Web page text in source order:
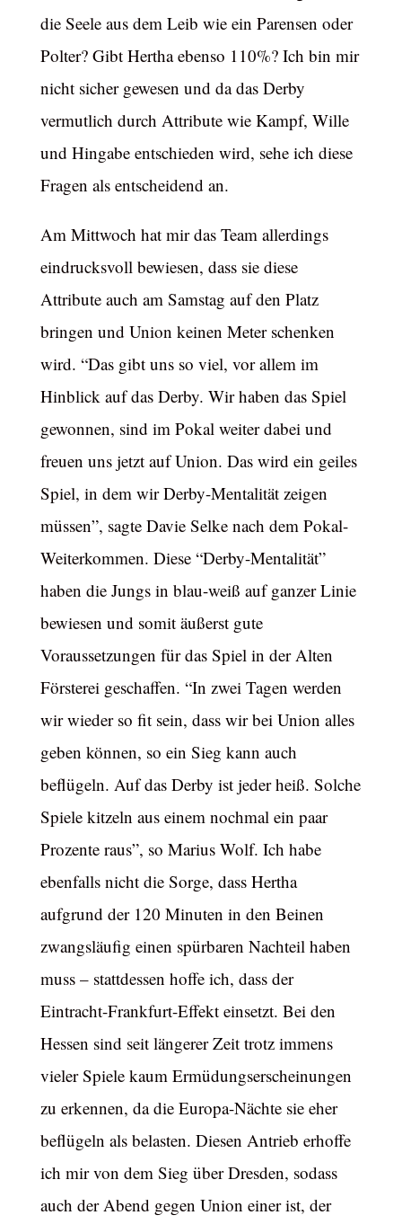
die Seele aus dem Leib wie ein Parensen oder
Polter? Gibt Hertha ebenso 110%? Ich bin mir
nicht sicher gewesen und da das Derby
vermutlich durch Attribute wie Kampf, Wille
und Hingabe entschieden wird, sehe ich diese
Fragen als entscheidend an.
Am Mittwoch hat mir das Team allerdings
eindrucksvoll bewiesen, dass sie diese
Attribute auch am Samstag auf den Platz
bringen und Union keinen Meter schenken
wird. “Das gibt uns so viel, vor allem im
Hinblick auf das Derby. Wir haben das Spiel
gewonnen, sind im Pokal weiter dabei und
freuen uns jetzt auf Union. Das wird ein geiles
Spiel, in dem wir Derby-Mentalität zeigen
müssen”, sagte Davie Selke nach dem Pokal-
Weiterkommen. Diese “Derby-Mentalität”
haben die Jungs in blau-weiß auf ganzer Linie
bewiesen und somit äußerst gute
Voraussetzungen für das Spiel in der Alten
Försterei geschaffen. “In zwei Tagen werden
wir wieder so fit sein, dass wir bei Union alles
geben können, so ein Sieg kann auch
beflügeln. Auf das Derby ist jeder heiß. Solche
Spiele kitzeln aus einem nochmal ein paar
Prozente raus”, so Marius Wolf. Ich habe
ebenfalls nicht die Sorge, dass Hertha
aufgrund der 120 Minuten in den Beinen
zwangsläufig einen spürbaren Nachteil haben
muss – stattdessen hoffe ich, dass der
Eintracht-Frankfurt-Effekt einsetzt. Bei den
Hessen sind seit längerer Zeit trotz immens
vieler Spiele kaum Ermüdungserscheinungen
zu erkennen, da die Europa-Nächte sie eher
beflügeln als belasten. Diesen Antrieb erhoffe
ich mir von dem Sieg über Dresden, sodass
auch der Abend gegen Union einer ist, der